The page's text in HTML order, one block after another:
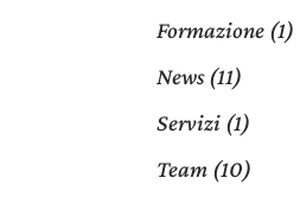
Formazione (1)
News(11)
Servizi (1)
Team (10)